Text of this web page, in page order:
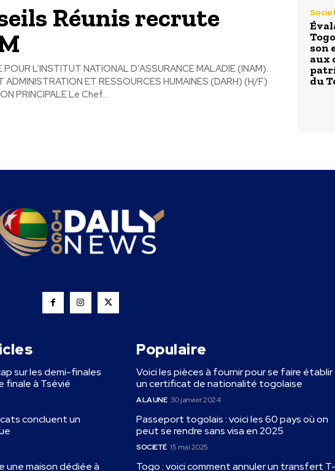
Réunis recrute
L’INSTITUT NATIONAL D’ASSURANCE MALADIE (INAM).
ADMINISTRATION ET RESSOURCES HUMAINES (DARH) (H/F)
PRINCIPALE Le Chef...
son
aux
du
sur les demi-finales
finale à Tsévié
concluent un
une maison dédiée à
Populaire
Voici les pièces à fournir pour se faire établir
un certificat de nationalité togolaise
A LA UNE 30 janvier 2024
Passeport togolais : voici les 60 pays où on
peut se rendre sans visa en 2025
SOCIETÉ 15 mai 2025
Togo : voici comment annuler un transfert T-